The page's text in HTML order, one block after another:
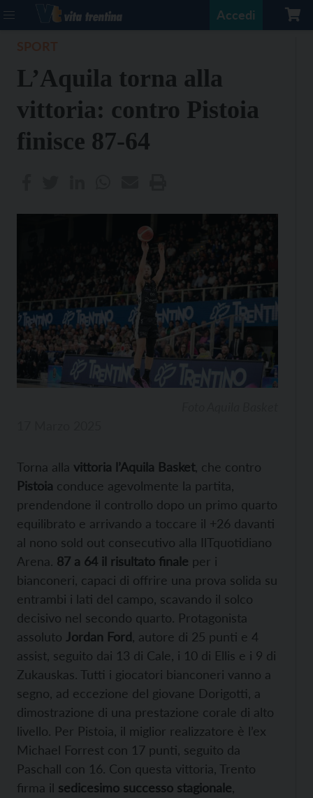
Accedi
L’Aquila torna alla
vittoria: contro Pistoia
finisce 87-64
Torna alla vittoria l’Aquila Basket, che contro
Pistoia conduce agevolmente la partita,
prendendone il controllo dopo un primo quarto
equilibrato e arrivando a toccare il +26 davanti
al nono sold out consecutivo alla IlTquotidiano
Arena. 87 a 64 il risultato finale per i
bianconeri, capaci di offrire una prova solida su
entrambi i lati del campo, scavando il solco
decisivo nel secondo quarto. Protagonista
assoluto Jordan Ford , autore di 25 punti e 4
assist, seguito dai 13 di Cale, i 10 di Ellis e i 9 di
Zukauskas. Tutti i giocatori bianconeri vanno a
segno, ad eccezione del giovane Dorigotti, a
dimostrazione di una prestazione corale di alto
livello. Per Pistoia, il miglior realizzatore è l’ex
Michael Forrest con 17 punti, seguito da
Paschall con 16. Con questa vittoria, Trento
firma il sedicesimo successo stagionale